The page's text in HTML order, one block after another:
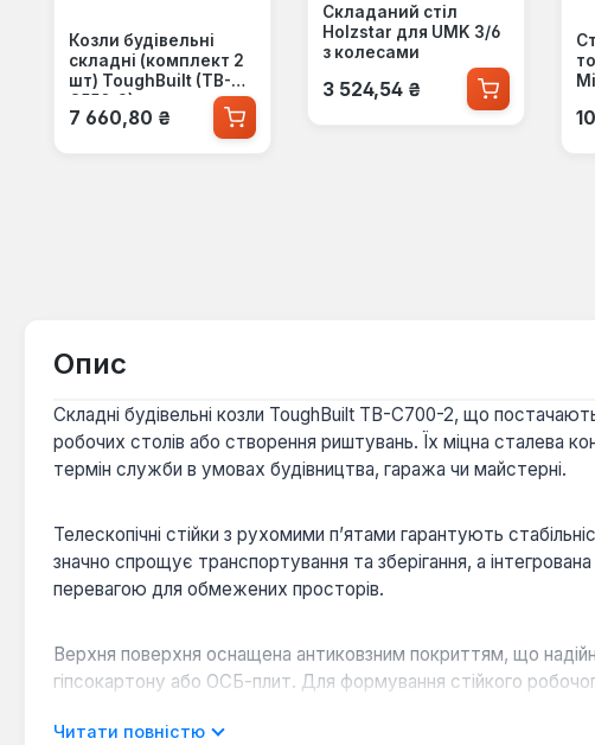
Козли будівельні
складні (комплект 2
шт) ToughBuilt (TB-
C550-2)
Звичайна ціна:
7 660,80 ₴
Складаний стіл
Holzstar для UMK 3/6
з колесами
Звичайна ціна:
3 524,54 ₴
Опис
Складні будівельні козли ToughBuilt TB-C700-2, що
робочих столів або створення риштувань. Їх міцна сталева
термін служби в умовах будівництва, гаража чи майстерні.
Телескопічні стійки з рухомими п’ятами гарантують
значно спрощує транспортування та зберігання, а
перевагою для обмежених просторів.
Верхня поверхня оснащена антиковзним покриттям, що
гіпсокартону або ОСБ-плит. Для формування стійкого
Читати повністю